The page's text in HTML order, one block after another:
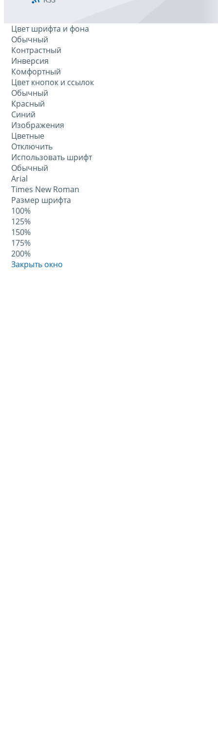
Цвет шрифта и фона
Обычный
Контрастный
Инверсия
Комфортный
Цвет кнопок и ссылок
Обычный
Красный
Синий
Изображения
Цветные
Отключить
Использовать шрифт
Обычный
Arial
Times New Roman
Размер шрифта
100%
125%
150%
175%
200%
Закрыть окно